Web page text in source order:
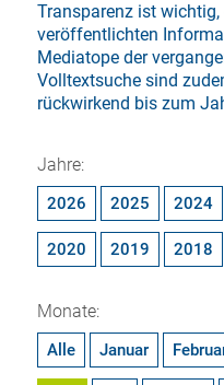
Transparenz ist
veröffentlichten
Mediatope der
Volltextsuchesind
rückwirkend bis zum
Jahre:
2026 2025 2024
2020 2019 2018
Monate:
Alle Januar